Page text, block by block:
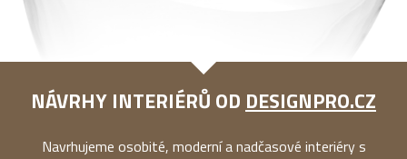
NÁVRHY INTERIÉRŮ OD DESIGNPRO.CZ
Navrhujeme osobité, moderní a nadčasové interiéry s